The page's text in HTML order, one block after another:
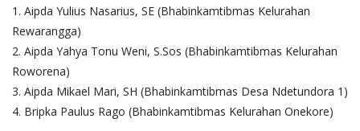
1. ​Aipda Yulius Nasarius, SE (Bhabinkamtibmas Kelurahan
Rewarangga)
2. ​Aipda Yahya Tonu Weni, S.Sos (Bhabinkamtibmas Kelurahan
Roworena)
3. ​Aipda Mikael Mari, SH (Bhabinkamtibmas Desa Ndetundora 1)
4. ​Bripka Paulus Rago (Bhabinkamtibmas Kelurahan Onekore)